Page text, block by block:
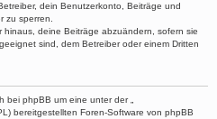
dein Benutzerkonto, Beiträge und
zu sperren.
deine Beiträge abzuändern, sofern sie
sind, dem Betreiber oder einem Dritten
bei phpBB um eine unter der „
bereitgestellten Foren-Software von phpBB